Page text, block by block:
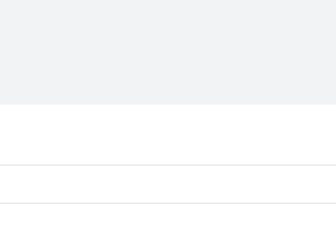
B2B
meer
Lees